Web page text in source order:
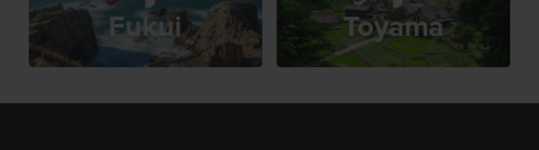
Fukui Toyama